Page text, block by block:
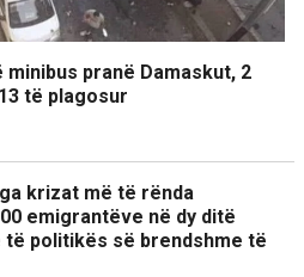
pranë Damaskut, 2
të plagosur
krizat më të rënda
emigrantëve në dy ditë
politikës së brendshme të